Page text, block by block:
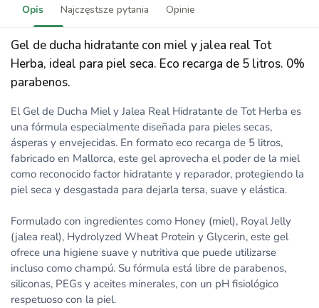
Opis Najczęstsze pytania Opinie
Gel de ducha hidratante con miel y jalea real Tot
Herba, ideal para piel seca. Eco recarga de 5 litros. 0%
parabenos.
El Gel de Ducha Miel y Jalea Real Hidratante de Tot Herba es
una fórmula especialmente diseñada para pieles secas,
ásperas y envejecidas. En formato eco recarga de 5 litros,
fabricado en Mallorca, este gel aprovecha el poder de la miel
como reconocido factor hidratante y reparador, protegiendo la
piel seca y desgastada para dejarla tersa, suave y elástica.
Formulado con ingredientes como Honey (miel), Royal Jelly
(jalea real), Hydrolyzed Wheat Protein y Glycerin, este gel
ofrece una higiene suave y nutritiva que puede utilizarse
incluso como champú. Su fórmula está libre de parabenos,
siliconas, PEGs y aceites minerales, con un pH fisiológico
respetuoso con la piel.